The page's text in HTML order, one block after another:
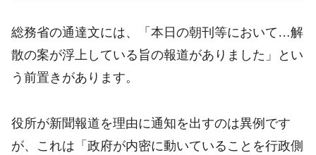
総務省の通達文には、「本日の朝刊等において…解
散の案が浮上している旨の報道がありました」とい
う前置きがあります。
役所が新聞報道を理由に通知を出すのは異例です
が、これは「政府が内密に動いていることを行政側